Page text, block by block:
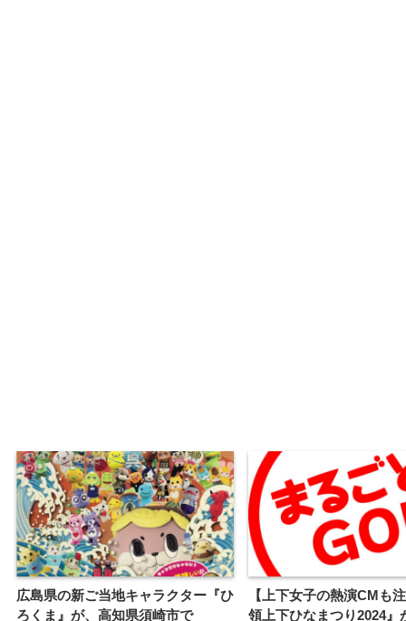
広島県の新ご当地キャラクター『ひ
ろくま』が、高知県須崎市で
【上下女子の熱演CMも
領上下ひなまつり2024』